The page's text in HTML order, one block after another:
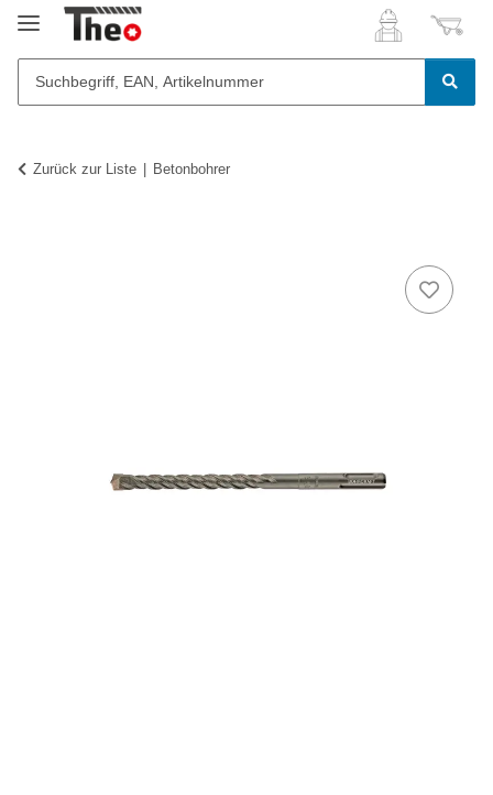
Zurück zur Liste Betonbohrer